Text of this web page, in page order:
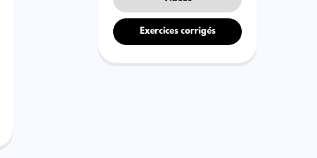
Exercices corrigés